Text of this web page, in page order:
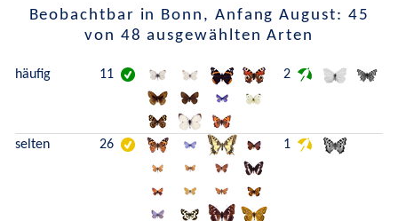
Beobachtbar in Bonn, Anfang August: 45
von 48 ausgewählten Arten
häufig 11 2
selten 26 1